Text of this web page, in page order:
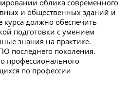
облика современного
и общественных зданий и
должно обеспечить
подготовки с умением
знания на практике.
последнего поколения.
профессионального
по профессии